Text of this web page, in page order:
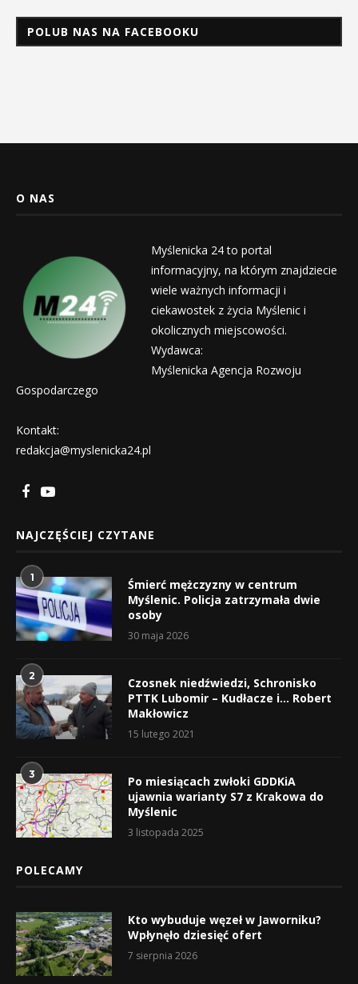
POLUB NAS NA FACEBOOKU
O NAS
Myślenicka 24 to portal
informacyjny, na którym znajdziecie
wiele ważnych informacji i
ciekawostek z życia Myślenic i
okolicznych miejscowości.
Wydawca:
Myślenicka Agencja Rozwoju
Gospodarczego
Kontakt:
redakcja@myslenicka24.pl
NAJCZĘŚCIEJ CZYTANE
1
Śmierć mężczyzny w centrum
Myślenic. Policja zatrzymała dwie
osoby
30 maja 2026
2
Czosnek niedźwiedzi, Schronisko
PTTK Lubomir – Kudłacze i… Robert
Makłowicz
15 lutego 2021
3
Po miesiącach zwłoki GDDKiA
ujawnia warianty S7 z Krakowa do
Myślenic
3 listopada 2025
POLECAMY
Kto wybuduje węzeł w Jaworniku?
Wpłynęło dziesięć ofert
7 sierpnia 2026